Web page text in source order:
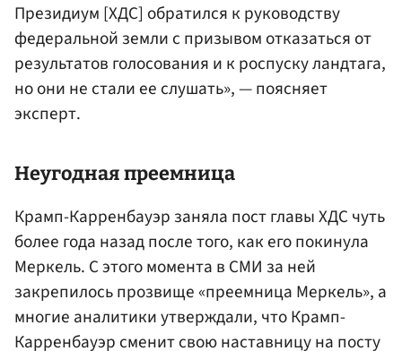
Президиум [ХДС] обратился к руководству
федеральной земли с призывом отказаться от
результатов голосования и к роспуску ландтага,
но они не стали ее слушать», — поясняет
эксперт.
Неугодная преемница
Крамп-Карренбауэр заняла пост главы ХДС чуть
более года назад после того, как его покинула
Меркель. С этого момента в СМИ за ней
закрепилось прозвище «преемница Меркель», а
многие аналитики утверждали, что Крамп-
Карренбауэр сменит свою наставницу на посту